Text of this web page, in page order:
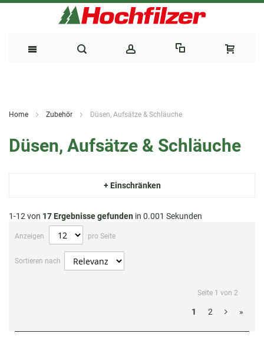
Home Zubehör Düsen, Aufsätze & Schläuche
Düsen, Aufsätze & Schläuche
+ Einschränken
1-12 von 17 Ergebnisse gefunden in 0.001 Sekunden
Anzeigen pro Seite
Sortieren nach
Seite 1 von 2
1 2 »